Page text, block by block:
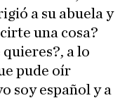
a su abuela y
una cosa?
a lo
pude oír
soy español y a